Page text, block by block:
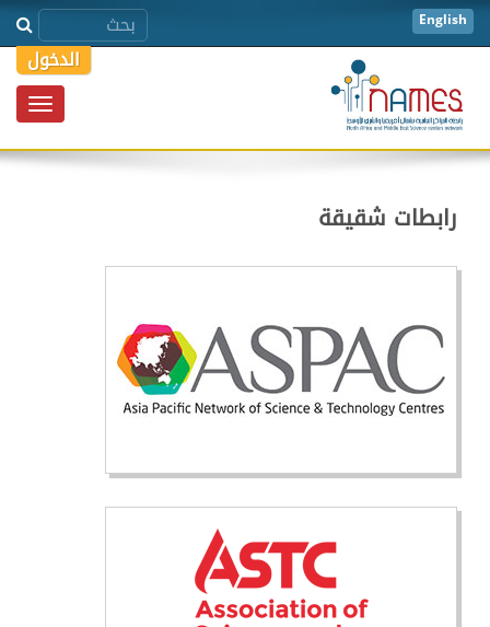
English
Toggle
الدخول
رابطات شقيقة